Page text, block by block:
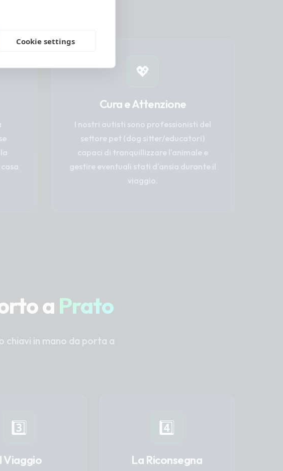
💖
Cura e Attenzione
I nostri autisti sono professionisti del
settore pet (dog sitter/educatori)
capaci di tranquillizzare l'animale e
gestire eventuali stati d'ansia durante il
viaggio.
a Prato
chiavi in mano da porta a
3️⃣
Viaggio
4️⃣
La Riconsegna
Cookie settings